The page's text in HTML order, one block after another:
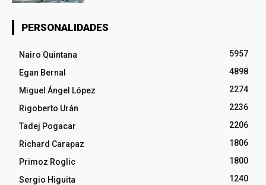
PERSONALIDADES
Nairo Quintana
5957
Egan Bernal
4898
Miguel Ángel López
2274
Rigoberto Urán
2236
Tadej Pogacar
2206
Richard Carapaz
1806
Primoz Roglic
1800
Sergio Higuita
1240